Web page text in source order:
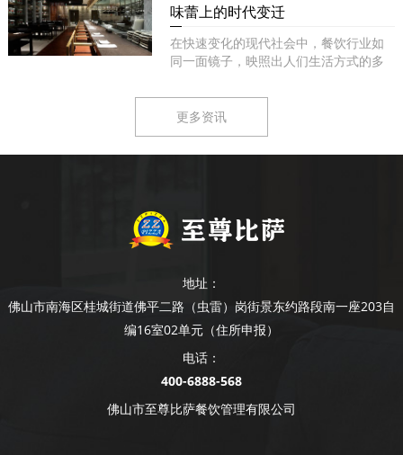
味蕾上的时代变迁
在快速变化的现代社会中，餐饮行业如
同一面镜子，映照出人们生活方式的多
更多资讯
地址：
佛山市南海区桂城街道佛平二路（虫雷）岗街景东约路段南一座203自
编16室02单元（住所申报）
电话：
400-6888-568
佛山市至尊比萨餐饮管理有限公司